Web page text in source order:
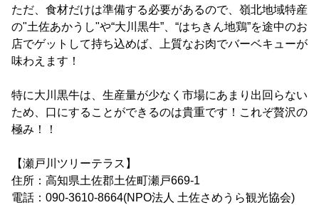
ただ、食材だけは準備する必要があるので、嶺北地域特産
の"土佐あかうし"や“大川黒牛”、“はちきん地鶏”を途中のお
店でゲットして持ち込めば、上質なお肉でバーベキューが
味わえます！
特に大川黒牛は、生産量が少なく市場にあまり出回らない
ため、口にすることができるのは貴重です！これぞ贅沢の
極み！！
【瀬戸川ツリーテラス】
住所：高知県土佐郡土佐町瀬戸669-1
電話：090-3610-8664(NPO法人 土佐さめうら観光協会)